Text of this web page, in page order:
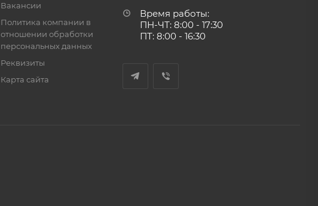
Вакансии
Политика компании в
отношении обработки
персональных данных
Реквизиты
Карта сайта
Время работы:
ПН-ЧТ: 8:00 - 17:30
ПТ: 8:00 - 16:30